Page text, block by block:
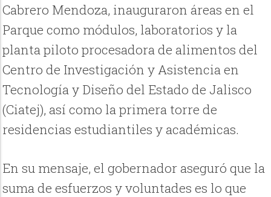
Cabrero Mendoza, inauguraron áreas en el
Parque como módulos, laboratorios y la
planta piloto procesadora de alimentos del
Centro de Investigación y Asistencia en
Tecnología y Diseño del Estado de Jalisco
(Ciatej), así como la primera torre de
residencias estudiantiles y académicas.
En su mensaje, el gobernador aseguró que la
suma de esfuerzos y voluntades es lo que